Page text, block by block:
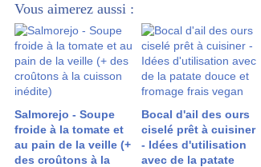
Vous aimerez aussi :
Salmorejo - Soupe
froide à la tomate et
au pain de la veille (+
des croûtons à la
Bocal d'ail des ours
ciselé prêt à cuisiner
- Idées d'utilisation
avec de la patate